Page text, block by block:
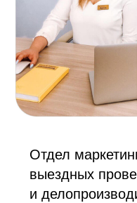
Отдел
выездных
и